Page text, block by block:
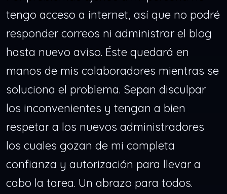
tengo acceso a internet, así que no podré
responder correos ni administrar el blog
hasta nuevo aviso. Éste quedará en
manos de mis colaboradores mientras se
soluciona el problema. Sepan disculpar
los inconvenientes y tengan a bien
respetar a los nuevos administradores
los cuales gozan de mi completa
confianza y autorización para llevar a
cabo la tarea. Un abrazo para todos.